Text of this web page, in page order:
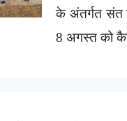
के अंतर्गत संत
8 अगस्त को